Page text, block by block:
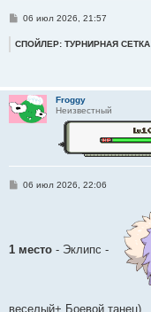
С
б
и
е
06 июл 2026, 21:57
СПОЙЛЕР: ТУРНИРНАЯ СЕТКА
Froggy
Неизвестный
С
н
06 июл 2026, 22:06
1 место - Эклипс -
веселый+ Боевой танец)